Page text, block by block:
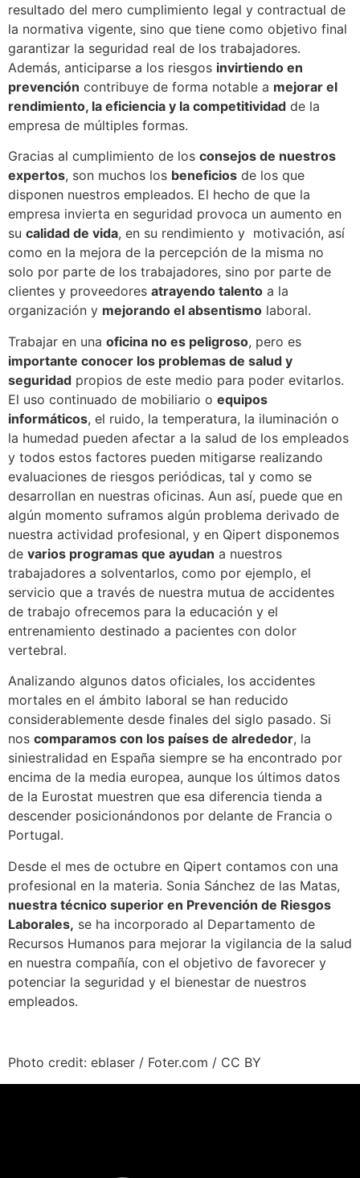
resultado del mero cumplimiento legal y contractual de
la normativa vigente, sino que tiene como objetivo final
garantizar la seguridad real de los trabajadores.
Además, anticiparse a los riesgos invirtiendo en
prevención contribuye de forma notable a mejorar el
rendimiento, la eficiencia y la competitividad de la
empresa de múltiples formas.
Gracias al cumplimiento de los consejos de nuestros
expertos, son muchos los beneficios de los que
disponen nuestros empleados. El hecho de que la
empresa invierta en seguridad provoca un aumento en
su calidad de vida, en su rendimiento y motivación, así
como en la mejora de la percepción de la misma no
solo por parte de los trabajadores, sino por parte de
clientes y proveedores atrayendo talento a la
organización y mejorando el absentismo laboral.
Trabajar en una oficina no es peligroso, pero es
importante conocer los problemas de salud y
seguridad propios de este medio para poder evitarlos.
El uso continuado de mobiliario o equipos
informáticos, el ruido, la temperatura, la iluminación o
la humedad pueden afectar a la salud de los empleados
y todos estos factores pueden mitigarse realizando
evaluaciones de riesgos periódicas, tal y como se
desarrollan en nuestras oficinas. Aun así, puede que en
algún momento suframos algún problema derivado de
nuestra actividad profesional, y en Qipert disponemos
de varios programas que ayudan a nuestros
trabajadores a solventarlos, como por ejemplo, el
servicio que a través de nuestra mutua de accidentes
de trabajo ofrecemos para la educación y el
entrenamiento destinado a pacientes con dolor
vertebral.
Analizando algunos datos oficiales, los accidentes
mortales en el ámbito laboral se han reducido
considerablemente desde finales del siglo pasado. Si
nos comparamos con los países de alrededor, la
siniestralidad en España siempre se ha encontrado por
encima de la media europea, aunque los últimos datos
de la Eurostat muestren que esa diferencia tienda a
descender posicionándonos por delante de Francia o
Portugal.
Desde el mes de octubre en Qipert contamos con una
profesional en la materia. Sonia Sánchez de las Matas,
nuestra técnico superior en Prevención de Riesgos
Laborales, se ha incorporado al Departamento de
Recursos Humanos para mejorar la vigilancia de la salud
en nuestra compañía, con el objetivo de favorecer y
potenciar la seguridad y el bienestar de nuestros
empleados.
Photo credit: eblaser / Foter.com / CC BY